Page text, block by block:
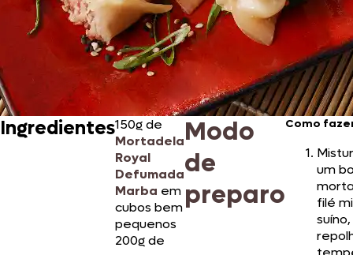
Ingredientes150g de
Mortadela
Royal
Defumada
Marba em
cubos bem
pequenos
200g de
Modo
de
preparo
Como
um
filé